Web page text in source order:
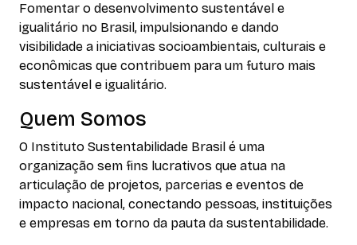
Fomentar o desenvolvimento sustentável e
igualitário no Brasil, impulsionando e dando
visibilidade a iniciativas socioambientais, culturais e
econômicas que contribuem para um futuro mais
sustentável e igualitário.
Quem Somos
O Instituto Sustentabilidade Brasil é uma
organização sem fins lucrativos que atua na
articulação de projetos, parcerias e eventos de
impacto nacional, conectando pessoas, instituições
e empresas em torno da pauta da sustentabilidade.